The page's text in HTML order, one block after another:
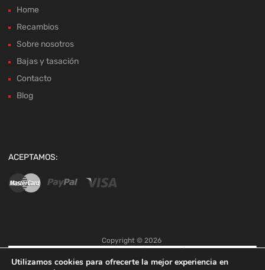
Bajas y tasación
Contacto
Blog
Copyright ©
Utilizamos cookies para ofrecerte la mejor experiencia en